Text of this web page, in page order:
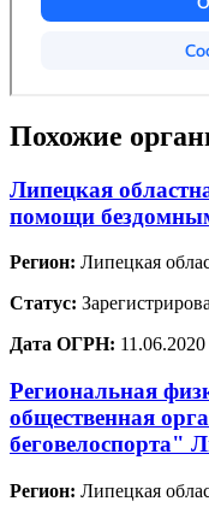
Похожие
Липецкая
помощи
Регион: Липецкая
Статус:
Дата ОГРН: 11.06.2020
Региональная
общественная
беговелоспорта"
Регион: Липецкая